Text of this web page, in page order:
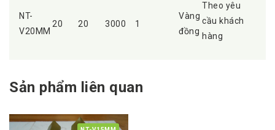
NT-
V20MM
20 20 3000 1
Vàng
đồng
Theo yêu
cầu khách
hàng
Sản phẩm liên quan